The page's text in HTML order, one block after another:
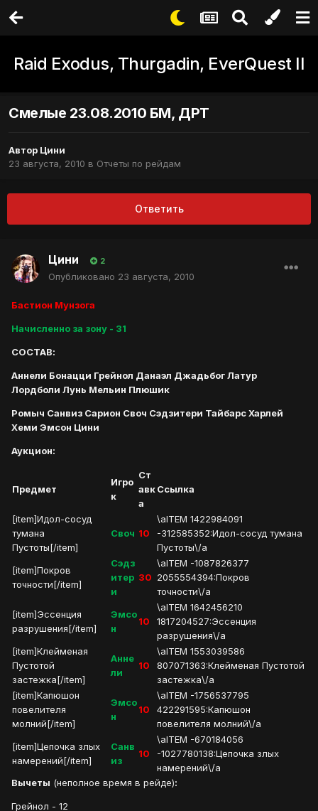
Raid Exodus, Thurgadin, EverQuest II
Смелые 23.08.2010 БМ, ДРТ
Автор Цини
23 августа, 2010 в Отчеты по рейдам
Ответить
Цини 2
Опубликовано 23 августа, 2010
Бастион Мунзога
Начисленно за зону - 31
СОСТАВ:
Аннели Бонацци Грейнол Данаэл Джадьбог Латур
Лордболи Лунь Мельин Плюшик
Ромыч Санвиз Сарион Своч Сэдзитери Тайбарс Харлей
Хеми Эмсон Цини
Аукцион:
Предмет
Игро
к
Ст
авк
а
Ссылка
[item]Идол-сосуд
тумана
Пустоты[/item]
Своч 10
\aITEM 1422984091
-312585352:Идол-сосуд тумана
Пустоты\/a
[item]Покров
точности[/item]
Сэдз
итер
и
30
\aITEM -1087826377
2055554394:Покров
точности\/a
[item]Эссенция
разрушения[/item]
Эмсо
н
10
\aITEM 1642456210
1817204527:Эссенция
разрушения\/a
[item]Клейменая
Пустотой
застежка[/item]
Анне
ли
10
\aITEM 1553039586
807071363:Клейменая Пустотой
застежка\/a
[item]Капюшон
повелителя
молний[/item]
Эмсо
н
10
\aITEM -1756537795
422291595:Капюшон
повелителя молний\/a
[item]Цепочка злых
намерений[/item]
Санв
из
10
\aITEM -670184056
-1027780138:Цепочка злых
намерений\/a
Вычеты (неполное время в рейде):
Грейнол - 12